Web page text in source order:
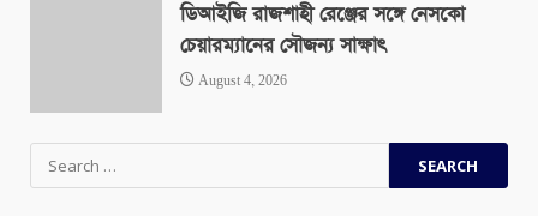
ডিআইজি রাজশাহী রেঞ্জের সঙ্গে নেসকো
চেয়ারম্যানের সৌজন্য সাক্ষাৎ
August 4, 2026
Search
for: